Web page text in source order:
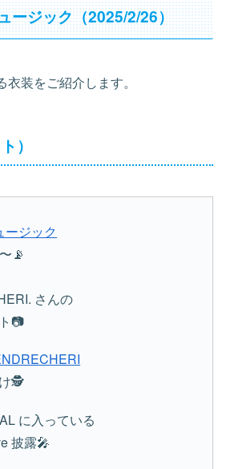
ージック（2025/2/26）
装をご紹介します。
）
ージック
📡
さんの
📷
🕵️
に入っている
披露🎤